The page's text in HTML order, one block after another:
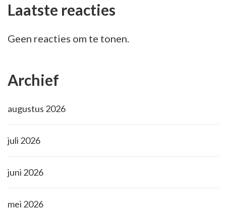
Laatste reacties
Geen reacties om te tonen.
Archief
augustus 2026
juli 2026
juni 2026
mei 2026